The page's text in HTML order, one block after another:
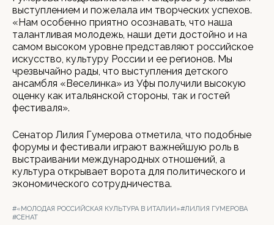
выступлением и пожелала им творческих успехов.
«Нам особенно приятно осознавать, что наша
талантливая молодежь, наши дети достойно и на
самом высоком уровне представляют российское
искусство, культуру России и ее регионов. Мы
чрезвычайно рады, что выступления детского
ансамбля «Веселинка» из Уфы получили высокую
оценку как итальянской стороны, так и гостей
фестиваля».
Сенатор Лилия Гумерова отметила, что подобные
форумы и фестивали играют важнейшую роль в
выстраивании международных отношений, а
культура открывает ворота для политического и
экономического сотрудничества.
#«МОЛОДАЯ РОССИЙСКАЯ КУЛЬТУРА В ИТАЛИИ»#ЛИЛИЯ ГУМЕРОВА
#СЕНАТ